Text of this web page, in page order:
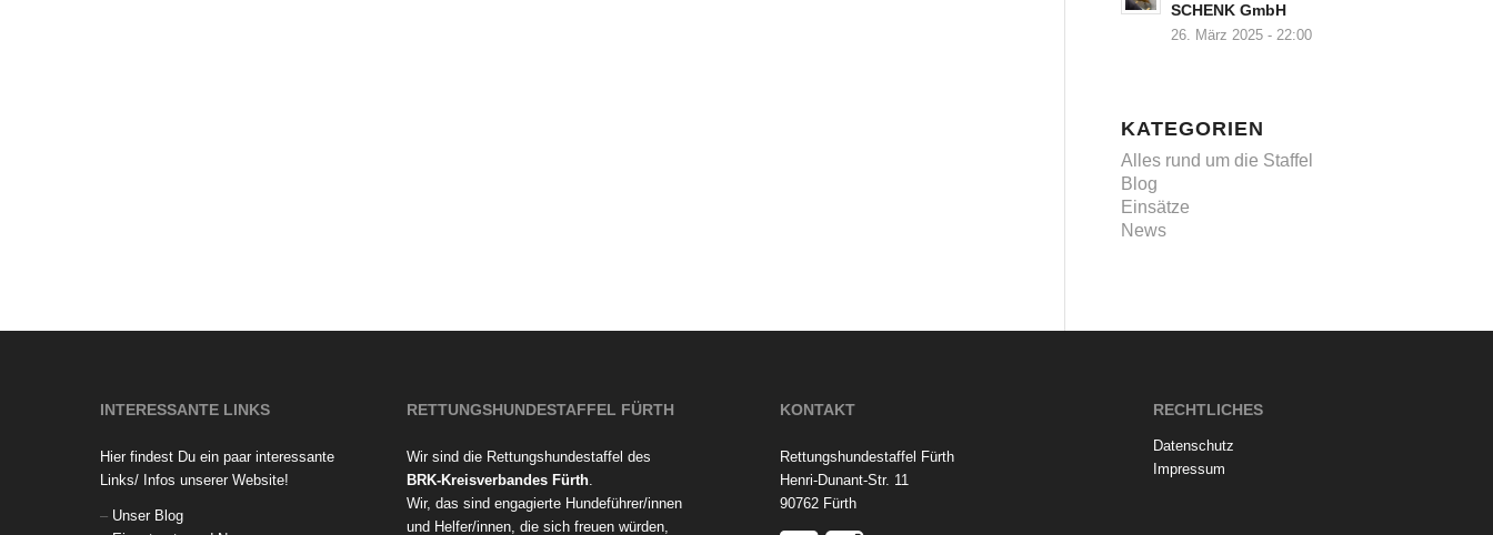
SCHENK GmbH
26. März 2025 - 22:00
KATEGORIEN
Alles rund um die Staffel
Blog
Einsätze
News
INTERESSANTE LINKS
Hier findest Du ein paar interessante
Links/ Infos unserer Website!
– Unser Blog
RETTUNGSHUNDESTAFFEL FÜRTH
Wir sind die Rettungshundestaffel des
BRK-Kreisverbandes Fürth.
Wir, das sind engagierte Hundeführer/innen
und Helfer/innen, die sich freuen würden,
KONTAKT
Rettungshundestaffel Fürth
Henri-Dunant-Str. 11
90762 Fürth
RECHTLICHES
Datenschutz
Impressum